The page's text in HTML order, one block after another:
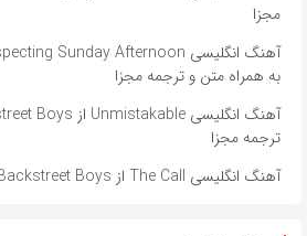
مجزا
به همراه متن و ترجمه مجزا
ترجمه مجزا
آهنگ انگلیسی The Call از Backstreet Boys به همراه متن و ترجمه مجزا